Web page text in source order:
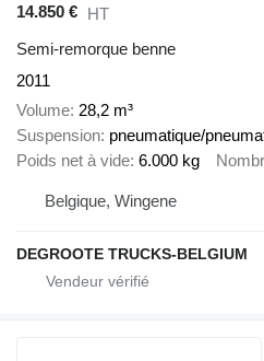
14.850 € HT
Semi-remorque benne
2011
Volume 28,2 m³
Suspension pneumatique/
Poids net à vide 6.000 kg
Belgique, Wingene
DEGROOTE TRUCKS-BELGIUM